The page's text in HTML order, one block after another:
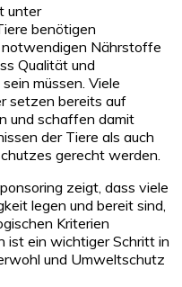
unter
benötigen
notwendigen Nährstoffe
Qualität und
müssen. Viele
setzen bereits auf
und schaffen damit
der Tiere als auch
gerecht werden.
zeigt, dass viele
legen und bereit sind,
Kriterien
ist ein wichtiger Schritt in
und Umweltschutz